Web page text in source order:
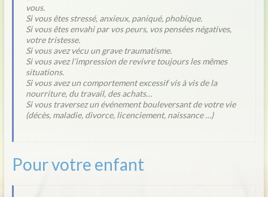
vous.
Si vous êtes stressé, anxieux, paniqué, phobique.
Si vous êtes envahi par vos peurs, vos pensées négatives,
votre tristesse.
Si vous avez vécu un grave traumatisme.
Si vous avez l’impression de revivre toujours les mêmes
situations.
Si vous avez un comportement excessif vis à vis de la
nourriture, du travail, des achats…
Si vous traversez un événement bouleversant de votre vie
(décès, maladie, divorce, licenciement, naissance …)
Pour votre enfant